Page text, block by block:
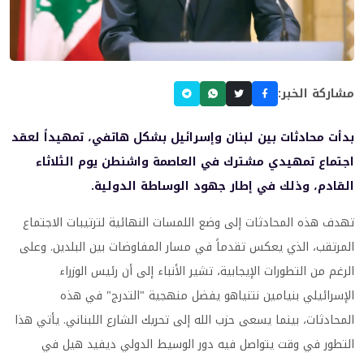
مشاركة الخبر:
بدأت محادثات بين لبنان وإسرائيل بشكل هاتفي، تمهيداً لعقد
اجتماع تمهيدي مشترك في العاصمة واشنطن يوم الثلاثاء
القادم، وذلك في إطار جهود الوساطة الدولية.
تهدف هذه المحادثات إلى وضع اللمسات النهائية لترتيبات الاجتماع
المرتقب، الذي يعكس تقدماً في مسار المفاوضات بين البلدين. وعلى
الرغم من التطورات الإيجابية، تشير الأنباء إلى أن رئيس الوزراء
الإسرائيلي بنيامين نتنياهو يفضل منهجية "التدرج" في هذه
المحادثات، بينما يسعى حزب الله إلى تحريك الشارع اللبناني. يأتي هذا
التطور في وقت يتواصل فيه دور الوسيط الدولي ديفيد هيل في